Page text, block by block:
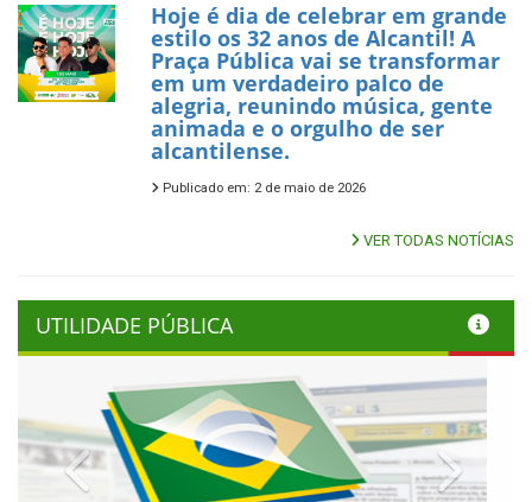
Hoje é dia de celebrar em grande
estilo os 32 anos de Alcantil! A
Praça Pública vai se transformar
em um verdadeiro palco de
alegria, reunindo música, gente
animada e o orgulho de ser
alcantilense.
Publicado em: 2 de maio de 2026
VER TODAS NOTÍCIAS
UTILIDADE PÚBLICA
Previous